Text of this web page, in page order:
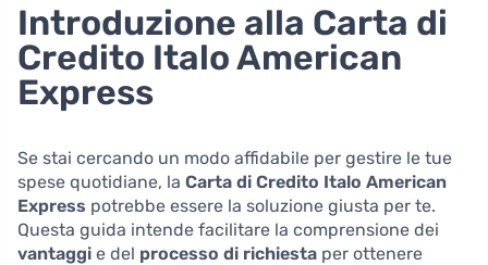
Introduzione alla Carta di
Credito Italo American
Express
Se stai cercando un modo affidabile per gestire le tue
spese quotidiane, la Carta di Credito Italo American
Express potrebbe essere la soluzione giusta per te.
Questa guida intende facilitare la comprensione dei
vantaggi e del processo di richiesta per ottenere